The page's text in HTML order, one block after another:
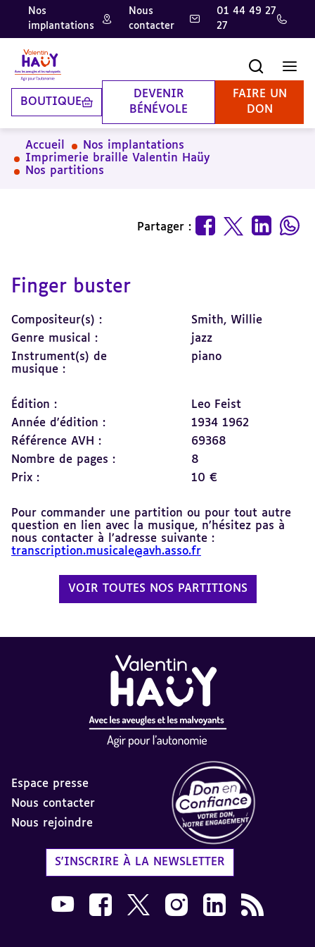
Aller
contenu
principal
Aller
pied
de
page
Aller
la
recherche
Nos
implantations
Nous
contacter
01 44 49 27
27
BOUTIQUE
DEVENIR
BÉNÉVOLE
FAIRE UN
DON
Accueil
Nos implantations
Imprimerie braille Valentin Haüy
Nos partitions
Partager :
Finger buster
Compositeur(s) :
Smith, Willie
Genre musical :
jazz
Instrument(s) de
musique :
piano
Édition :
Leo Feist
Année d'édition :
1934 1962
Référence AVH :
69368
Nombre de pages :
8
Prix :
10 €
Pour commander une partition ou pour tout autre
question en lien avec la musique, n’hésitez pas à
nous contacter à l’adresse suivante :
transcription.musicale@avh.asso.fr
VOIR TOUTES NOS PARTITIONS
Espace presse
Nous contacter
Nous rejoindre
S'INSCRIRE À LA NEWSLETTER
Nous suivre sur Youtube AVH dans une
Nous suivre sur Facebook AVH dans
Nous suivre sur X AVH dans une
Nous suivre sur Instagram
Nous suivre sur
Flux RSS